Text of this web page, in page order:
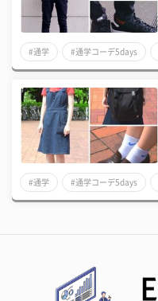
#通学 #通学コーデ5days
#通学 #通学コーデ5days